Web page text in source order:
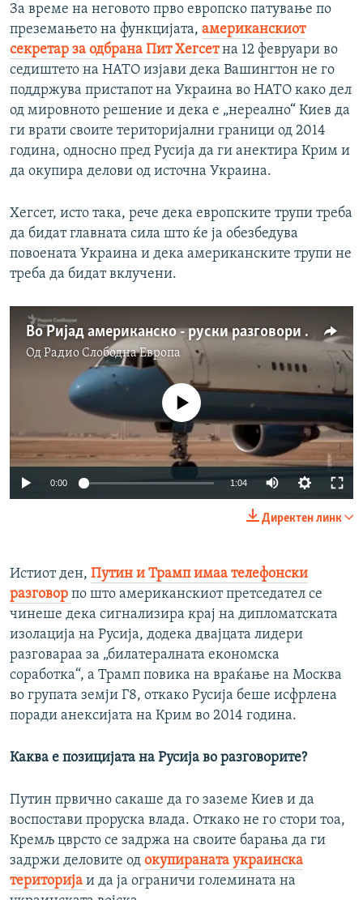
За време на неговото прво европско патување по
преземањето на функцијата, американскиот
секретар за одбрана Пит Хегсетна 12 февруари во
седиштето на НАТО изјави дека Вашингтон не го
поддржува пристапот на Украина во НАТО како дел
од мировното решение и дека е „нереално“ Киев да
ги врати своите територијални граници од 2014
година, односно пред Русија да ги анектира Крим и
да окупира делови од источна Украина.
Хегсет, исто така, рече дека европските трупи треба
да бидат главната сила што ќе ја обезбедува
повоената Украина и дека американските трупи не
треба да бидат вклучени.
Во Ријад американско - руски разговори за војната во Украина
ОдРадио Слободна Eвропа
720p 1080p
No media source currently available
0:00 1:04
720p
1080p
Директен линк
Истиот ден, Путин и Трамп имаа телефонски
разговор по што американскиот претседател се
чинеше дека сигнализира крај на дипломатската
изолација на Русија, додека двајцата лидери
разговараа за „билатералната економска
соработка“, а Трамп повика на враќање на Москва
во групата земји Г8, откако Русија беше исфрлена
поради анексијата на Крим во 2014 година.
Каква е позицијата на Русија во разговорите?
Путин првично сакаше да го заземе Киев и да
воспостави проруска влада. Откако не го стори тоа,
Кремљ цврсто се задржа на своите барања да ги
задржи деловите од окупираната украинска
територија и да ја ограничи големината на